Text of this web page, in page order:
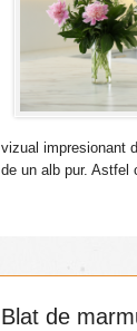
vizual impresionant
de un alb pur. Astfel
Blat de